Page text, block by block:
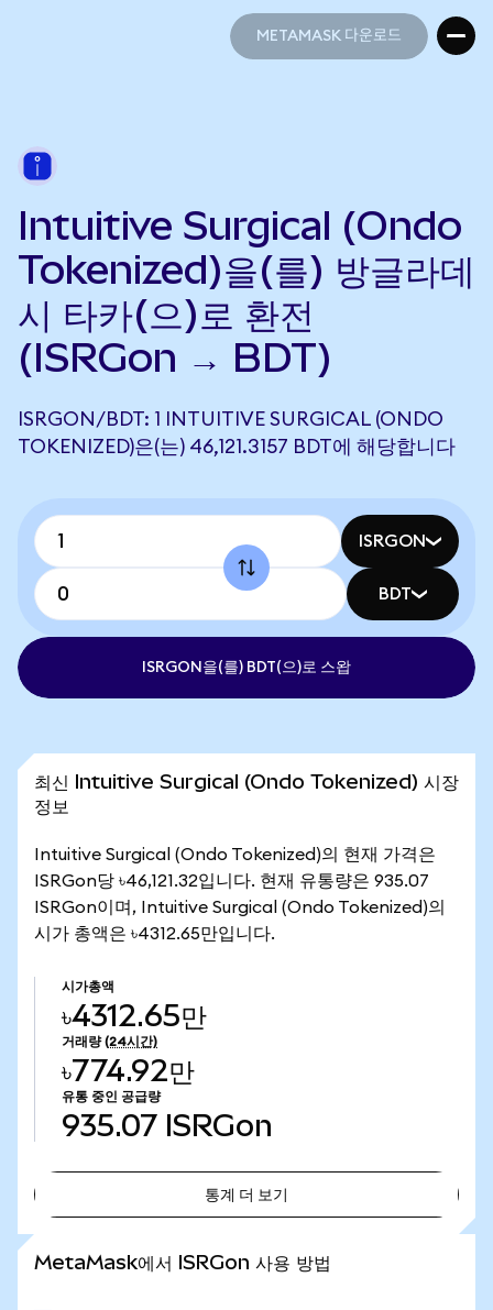
METAMASK 다운로드
Intuitive Surgical (Ondo
Tokenized)을(를) 방글라데
시 타카(으)로 환전
(ISRGon → BDT)
ISRGON/BDT: 1 INTUITIVE SURGICAL (ONDO
TOKENIZED)은(는) 46,121.3157 BDT에 해당합니다
ISRGON
BDT
ISRGON을(를) BDT(으)로 스왑
최신 Intuitive Surgical (Ondo Tokenized) 시장
정보
Intuitive Surgical (Ondo Tokenized)의 현재 가격은
ISRGon당 ৳46,121.32입니다. 현재 유통량은 935.07
ISRGon이며, Intuitive Surgical (Ondo Tokenized)의
시가 총액은 ৳4312.65만입니다.
시가총액
৳4312.65만
거래량 (24시간)
৳774.92만
유통 중인 공급량
935.07 ISRGon
통계 더 보기
MetaMask에서 ISRGon 사용 방법